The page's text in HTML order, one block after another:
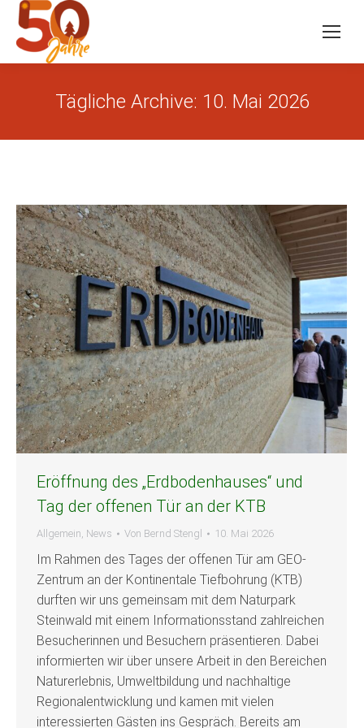
Tägliche Archive: 10. Mai 2026
Eröffnung des „Erdbodenhauses“ und
Tag der offenen Tür an der KTB
Allgemein News Von Bernd Stengl 10. Mai 2026
Im Rahmen des Tages der offenen Tür am GEO-
Zentrum an der Kontinentale Tiefbohrung (KTB)
durften wir uns gemeinsam mit dem Naturpark
Steinwald mit einem Informationsstand zahlreichen
Besucherinnen und Besuchern präsentieren. Dabei
informierten wir über unsere Arbeit in den Bereichen
Naturerlebnis, Umweltbildung und nachhaltige
Regionalentwicklung und kamen mit vielen
interessierten Gästen ins Gespräch. Bereits am